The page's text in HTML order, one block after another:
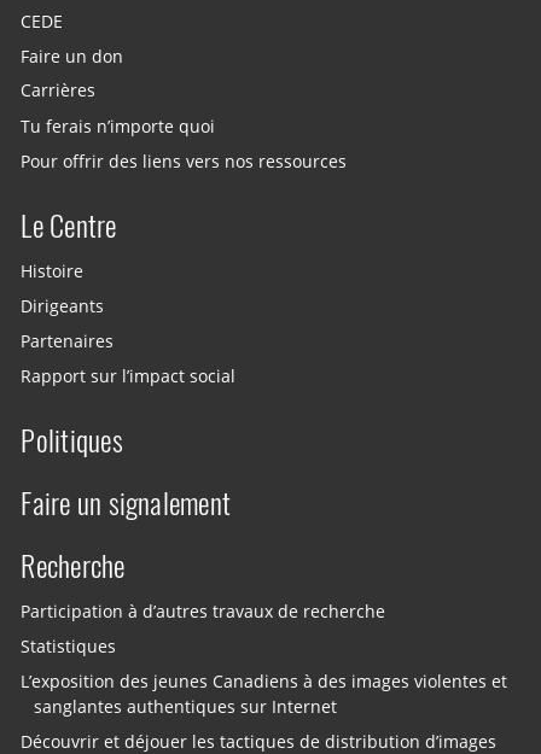
CEDE
Faire un don
Carrières
Tu ferais n’importe quoi
Pour offrir des liens vers nos ressources
Le Centre
Histoire
Dirigeants
Partenaires
Rapport sur l’impact social
Politiques
Faire un signalement
Recherche
Participation à d’autres travaux de recherche
Statistiques
L’exposition des jeunes Canadiens à des images violentes et
sanglantes authentiques sur Internet
Découvrir et déjouer les tactiques de distribution d’images